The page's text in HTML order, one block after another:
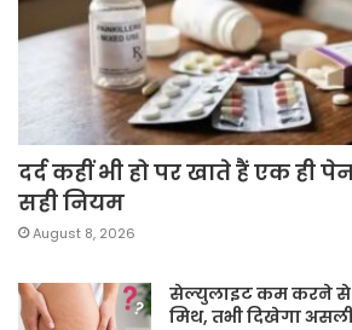
दर्द कहीं भी हो पर खाते हैं एक
सही नियम
August 8, 2026
सेल्युलाइट कम करने से
मिथ, तभी दिखेगा